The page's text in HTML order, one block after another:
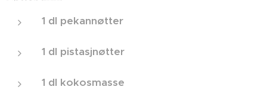
1 dl pekannøtter
1 dl pistasjnøtter
1 dl kokosmasse